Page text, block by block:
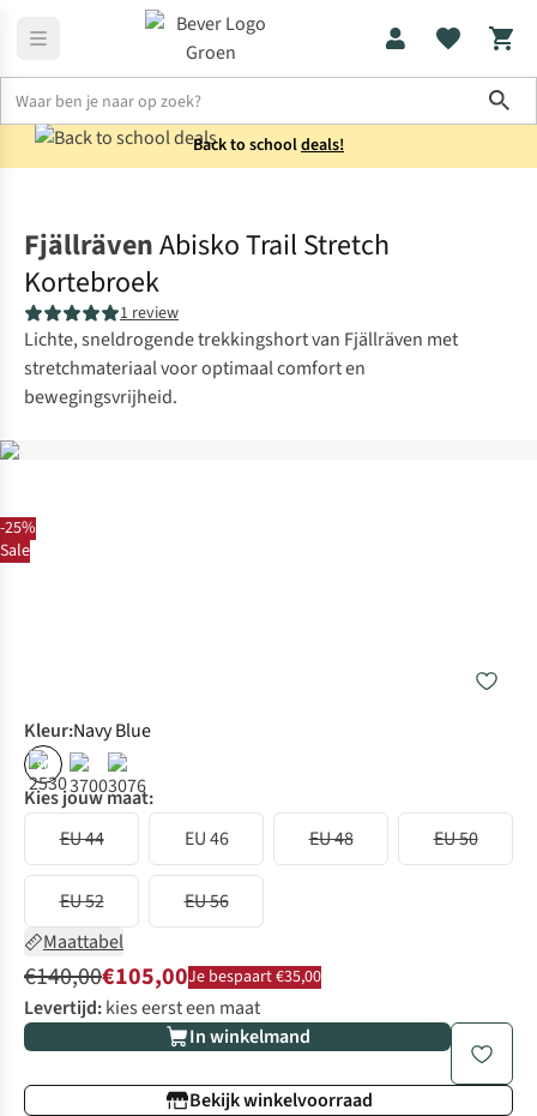
Back to schooldeals!
-25%
Sale
FjällrävenAbisko Trail Stretch
Kortebroek
1 review
Lichte, sneldrogende trekkingshort van Fjällräven met
stretchmateriaal voor optimaal comfort en
bewegingsvrijheid.
Kleur:Navy Blue
%
Kies jouw maat:
EU 44
EU 46 EU 48 EU 50
EU 52
EU 56
Maattabel
€140,00€105,00Je bespaart €35,00
Levertijd:kies eerst een maat
In winkelmand
Bekijk winkelvoorraad